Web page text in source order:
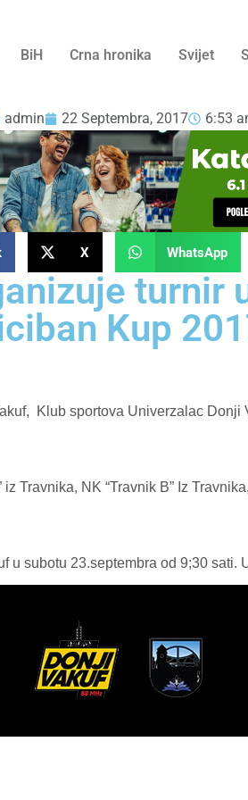
BiH Crna hronika Svijet
admin 22 Septembra, 2017 6:53
X WhatsApp
turnir
Kup
Klub sportova Univerzalac Donji
Travnika, NK “Travnik B” Iz
u subotu 23.septembra od 9;30 sati.